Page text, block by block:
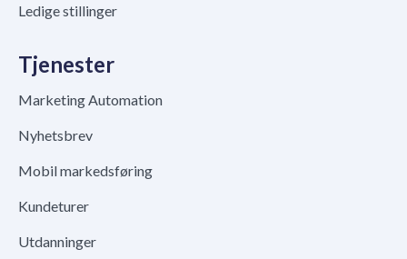
Ledige stillinger
Tjenester
Marketing Automation
Nyhetsbrev
Mobil markedsføring
Kundeturer
Utdanninger